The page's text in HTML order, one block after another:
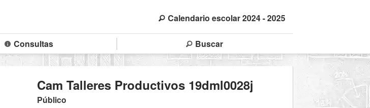
Calendario escolar 2024 - 2025
Consultas Buscar
Cam Talleres Productivos 19dml0028j
Público